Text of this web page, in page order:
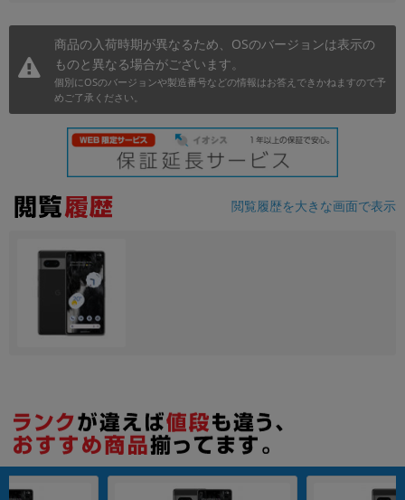
商品の入荷時期が異なるため、OSのバージョンは表示の
ものと異なる場合がございます。
個別にOSのバージョンや製造番号などの情報はお答えできかねますので予
めご了承ください。
閲覧履歴を大きな画面で表示
年 月 から
年 月 まで
各項目のチェックボックスは「or検索」となります。
ただし機能別のみ「and検索」となります。